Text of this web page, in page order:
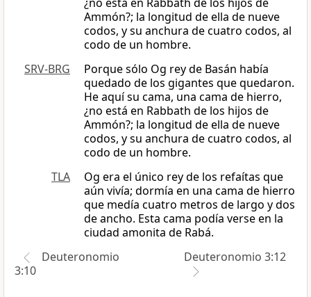
Ammón?; la longitud de ella de nueve
codos, y su anchura de cuatro codos, al
codo de un hombre.
SRV-BRG
Porque sólo Og rey de Basán había
quedado de los gigantes que quedaron.
He aquí su cama, una cama de hierro,
¿no está en Rabbath de los hijos de
Ammón?; la longitud de ella de nueve
codos, y su anchura de cuatro codos, al
codo de un hombre.
TLA
Og era el único rey de los refaítas que
aún vivía; dormía en una cama de hierro
que medía cuatro metros de largo y dos
de ancho. Esta cama podía verse en la
ciudad amonita de Rabá.
Deuteronomio
3:10
Deuteronomio 3:12